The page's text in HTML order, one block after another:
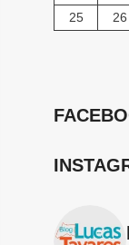
25
26